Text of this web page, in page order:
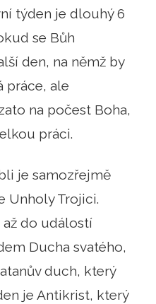
týden je dlouhý 6
se Bůh
den, na němž by
práce, ale
na počest Boha,
práci.
je samozřejmě
Unholy Trojici.
až do událostí
Ducha svatého,
duch, který
je Antikrist, který